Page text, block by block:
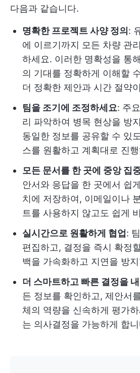
다음과 같습니다.
명확한 프로젝트 사양 정의:
에 이르기까지 모든 차량 관
하세요. 이러한 명확성을 통
의 기대를 정확하게 이해할
더 정확한 제안과 시간 절약
팀을 조기에 조정하세요: 주
리 파악하여 병목 현상을 방
동일한 정보를 공유할 수 있
스를 원활하고 계획대로 진
모든 문서를 한 곳에 중앙 집
안서와 응답을 한 곳에서 쉽
치에 저장하여, 이메일이나
트를 사용하지 않고도 쉽게
실시간으로 원활하게 협업:
편집하고, 결정을 즉시 확정
백을 가속화하고 지연을 방
더 스마트하고 빠른 결정을
든 정보를 확인하고, 제안서
체의 역량을 신속하게 평가
는 의사결정을 가능하게 합